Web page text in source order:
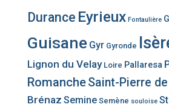
Durance Eyrieux Fontaulière
Guisane Gyr Gyronde
Lignon du Velay Loire Pallaresa
RomancheSaint-Pierre
Brénaz Semine Semène souloise